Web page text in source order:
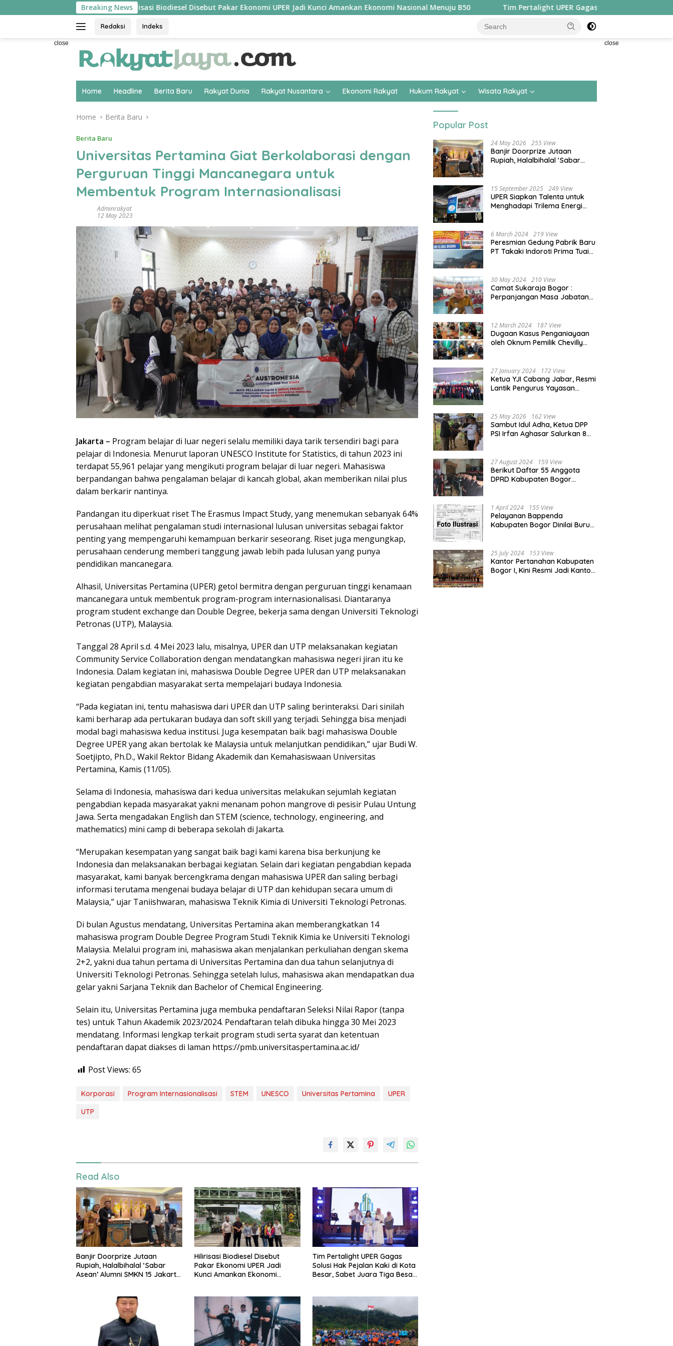
to
Breaking News
Hilirisasi Biodiesel Disebut Pakar Ekonomi UPER Jadi Kunci Amankan Ekonomi Nasional Menuju B50 Tim Pertalight UPER Gagas Solusi Hak Pejalan Kaki di Kota
Redaksi Indeks
close close
Home Headline Berita Baru Rakyat Dunia Rakyat Nusantara Ekonomi Rakyat Hukum Rakyat Wisata Rakyat
Home Berita Baru
Berita Baru
Universitas Pertamina Giat Berkolaborasi dengan
Perguruan Tinggi Mancanegara untuk
Membentuk Program Internasionalisasi
Adminrakyat
12 May 2023
Jakarta – Program belajar di luar negeri selalu memiliki daya tarik tersendiri bagi para
pelajar di Indonesia. Menurut laporan UNESCO Institute for Statistics, di tahun 2023 ini
terdapat 55,961 pelajar yang mengikuti program belajar di luar negeri. Mahasiswa
berpandangan bahwa pengalaman belajar di kancah global, akan memberikan nilai plus
dalam berkarir nantinya.
Pandangan itu diperkuat riset The Erasmus Impact Study, yang menemukan sebanyak 64%
perusahaan melihat pengalaman studi internasional lulusan universitas sebagai faktor
penting yang mempengaruhi kemampuan berkarir seseorang. Riset juga mengungkap,
perusahaan cenderung memberi tanggung jawab lebih pada lulusan yang punya
pendidikan mancanegara.
Alhasil, Universitas Pertamina (UPER) getol bermitra dengan perguruan tinggi kenamaan
mancanegara untuk membentuk program-program internasionalisasi. Diantaranya
program student exchange dan Double Degree, bekerja sama dengan Universiti Teknologi
Petronas (UTP), Malaysia.
Tanggal 28 April s.d. 4 Mei 2023 lalu, misalnya, UPER dan UTP melaksanakan kegiatan
Community Service Collaboration dengan mendatangkan mahasiswa negeri jiran itu ke
Indonesia. Dalam kegiatan ini, mahasiswa Double Degree UPER dan UTP melaksanakan
kegiatan pengabdian masyarakat serta mempelajari budaya Indonesia.
“Pada kegiatan ini, tentu mahasiswa dari UPER dan UTP saling berinteraksi. Dari sinilah
kami berharap ada pertukaran budaya dan soft skill yang terjadi. Sehingga bisa menjadi
modal bagi mahasiswa kedua institusi. Juga kesempatan baik bagi mahasiswa Double
Degree UPER yang akan bertolak ke Malaysia untuk melanjutkan pendidikan,” ujar Budi W.
Soetjipto, Ph.D., Wakil Rektor Bidang Akademik dan Kemahasiswaan Universitas
Pertamina, Kamis (11/05).
Selama di Indonesia, mahasiswa dari kedua universitas melakukan sejumlah kegiatan
pengabdian kepada masyarakat yakni menanam pohon mangrove di pesisir Pulau Untung
Jawa. Serta mengadakan English dan STEM (science, technology, engineering, and
mathematics) mini camp di beberapa sekolah di Jakarta.
“Merupakan kesempatan yang sangat baik bagi kami karena bisa berkunjung ke
Indonesia dan melaksanakan berbagai kegiatan. Selain dari kegiatan pengabdian kepada
masyarakat, kami banyak bercengkrama dengan mahasiswa UPER dan saling berbagi
informasi terutama mengenai budaya belajar di UTP dan kehidupan secara umum di
Malaysia,” ujar Taniishwaran, mahasiswa Teknik Kimia di Universiti Teknologi Petronas.
Di bulan Agustus mendatang, Universitas Pertamina akan memberangkatkan 14
mahasiswa program Double Degree Program Studi Teknik Kimia ke Universiti Teknologi
Malaysia. Melalui program ini, mahasiswa akan menjalankan perkuliahan dengan skema
2+2, yakni dua tahun pertama di Universitas Pertamina dan dua tahun selanjutnya di
Universiti Teknologi Petronas. Sehingga setelah lulus, mahasiswa akan mendapatkan dua
gelar yakni Sarjana Teknik dan Bachelor of Chemical Engineering.
Selain itu, Universitas Pertamina juga membuka pendaftaran Seleksi Nilai Rapor (tanpa
tes) untuk Tahun Akademik 2023/2024. Pendaftaran telah dibuka hingga 30 Mei 2023
mendatang. Informasi lengkap terkait program studi serta syarat dan ketentuan
pendaftaran dapat diakses di laman https://pmb.universitaspertamina.ac.id/
Post Views: 65
Korporasi Program Internasionalisasi STEM UNESCO Universitas Pertamina
UPER
UTP
Read Also
Banjir Doorprize Jutaan
Rupiah, Halalbihalal ‘Sabar
Asean’ Alumni SMKN 15 Jakarta
Hilirisasi Biodiesel Disebut
Pakar Ekonomi UPER Jadi
Kunci Amankan Ekonomi
Tim Pertalight UPER Gagas
Solusi Hak Pejalan Kaki di Kota
Besar, Sabet Juara Tiga Besar
Popular Post
24 May 2026 255 View
Banjir Doorprize Jutaan
Rupiah, Halalbihalal ‘Sabar
15 September 2025 249 View
UPER Siapkan Talenta untuk
Menghadapi Trilema Energi
Beasiswa 30% di 2025
6 March 2024 219 View
Peresmian Gedung Pabrik Baru
PT Takaki Indoroti Prima Tuai
30 May 2024 210 View
Camat Sukaraja Bogor :
Perpanjangan Masa Jabatan
yang Besar
12 March 2024 187 View
Dugaan Kasus Penganiayaan
oleh Oknum Pemilik Chevilly
Berakhir Damai
27 January 2024 172 View
Ketua YJI Cabang Jabar, Resmi
Lantik Pengurus Yayasan
25 May 2026 162 View
Sambut Idul Adha, Ketua DPP
PSI Irfan Aghasar Salurkan 8
27 August 2024 159 View
Berikut Daftar 55 Anggota
DPRD Kabupaten Bogor
1 April 2024 155 View
Pelayanan Bappenda
Kabupaten Bogor Dinilai Buruk,
25 July 2024 153 View
Kantor Pertanahan Kabupaten
Bogor I, Kini Resmi Jadi Kantor